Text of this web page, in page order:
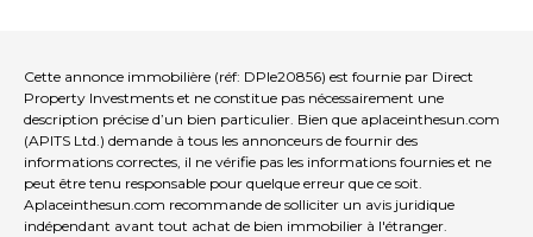
Cette annonce immobilière (réf: DPIe20856) est fournie par Direct
Property Investments et ne constitue pas nécessairement une
description précise d’un bien particulier. Bien que aplaceinthesun.com
(APITS Ltd.) demande à tous les annonceurs de fournir des
informations correctes, il ne vérifie pas les informations fournies et ne
peut être tenu responsable pour quelque erreur que ce soit.
Aplaceinthesun.com recommande de solliciter un avis juridique
indépendant avant tout achat de bien immobilier à l'étranger.